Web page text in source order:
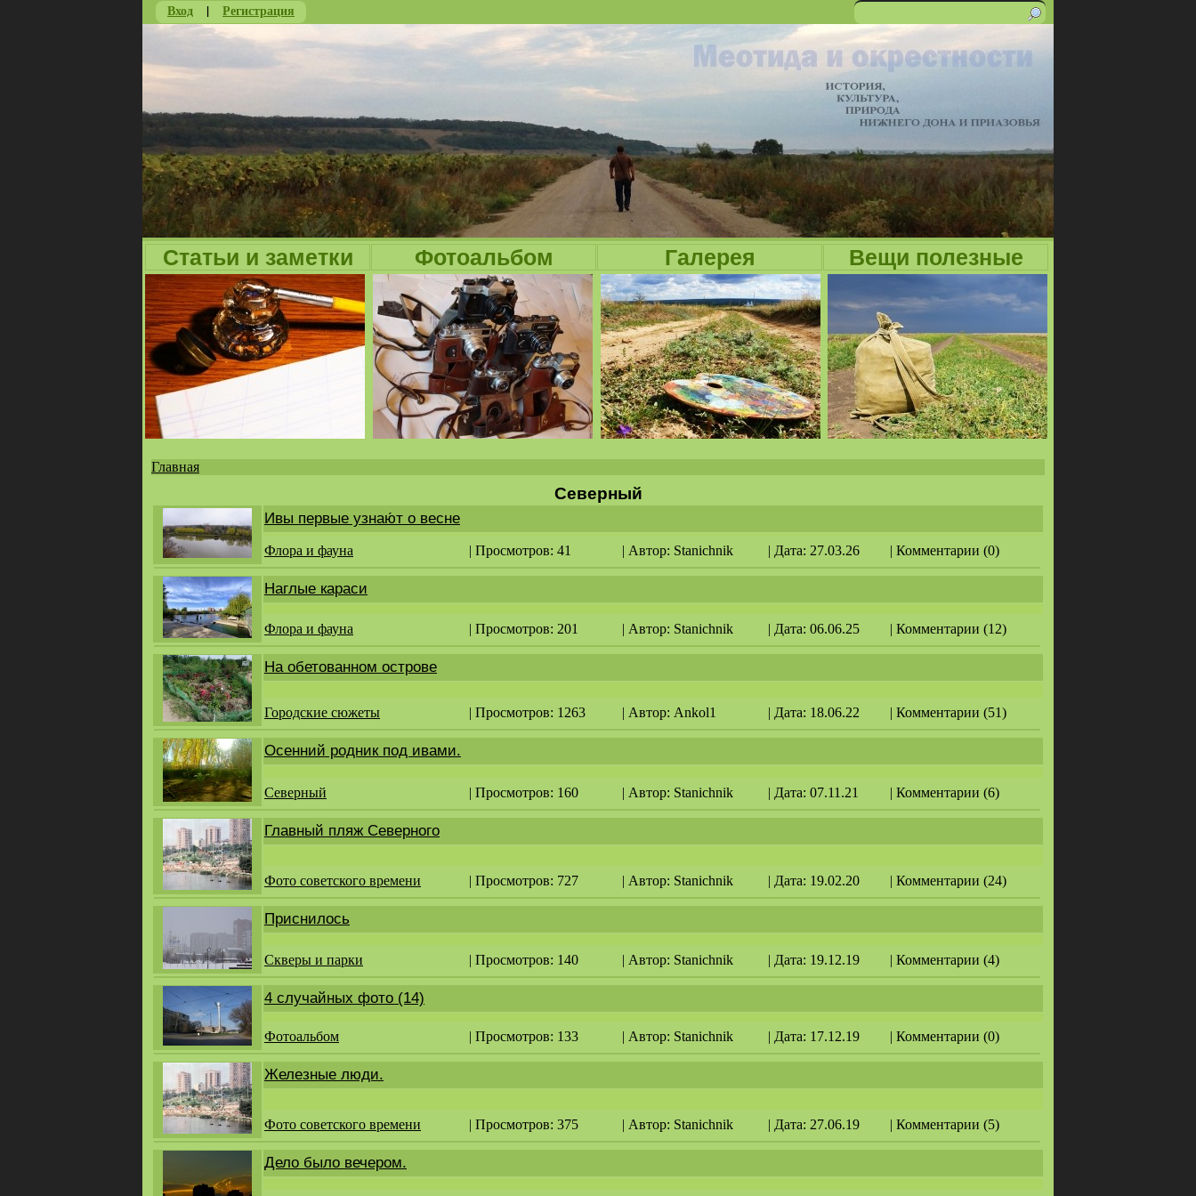
Вход | Регистрация
Форма
поиска
Поиск
Статьи и заметки Фотоальбом Галерея Вещи полезные
здесь
Главная
Северный
Ивы первые узнаю́т о весне
Флора и фауна | Просмотров: 41 | Автор: Stanichnik | Дата: 27.03.26 | Комментарии (0)
Наглые караси
Флора и фауна | Просмотров: 201 | Автор: Stanichnik | Дата: 06.06.25 | Комментарии (12)
На обетованном острове
Городские сюжеты | Просмотров: 1263 | Автор: Ankol1 | Дата: 18.06.22 | Комментарии (51)
Осенний родник под ивами.
Северный | Просмотров: 160 | Автор: Stanichnik | Дата: 07.11.21 | Комментарии (6)
Главный пляж Северного
Фото советского времени | Просмотров: 727 | Автор: Stanichnik | Дата: 19.02.20 | Комментарии (24)
Приснилось
Скверы и парки | Просмотров: 140 | Автор: Stanichnik | Дата: 19.12.19 | Комментарии (4)
4 случайных фото (14)
Фотоальбом | Просмотров: 133 | Автор: Stanichnik | Дата: 17.12.19 | Комментарии (0)
Железные люди.
Фото советского времени | Просмотров: 375 | Автор: Stanichnik | Дата: 27.06.19 | Комментарии (5)
Дело было вечером.